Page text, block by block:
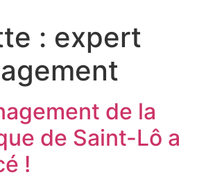
: expert
de la
de Saint-Lô a
!